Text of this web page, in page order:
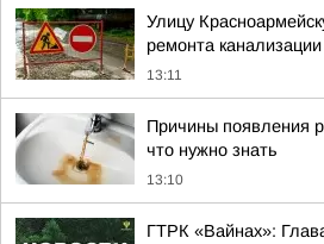
Улицу
ремонта канализации
13:11
Причины появления
что нужно знать
13:10
ГТРК «Вайнах»: